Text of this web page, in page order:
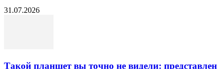
31.07.2026
Такой планшет вы точно не видели: представлен